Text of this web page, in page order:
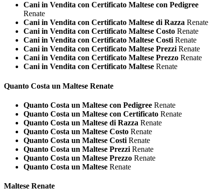
Cani in Vendita con Certificato Maltese con Pedigree
Renate
Cani in Vendita con Certificato Maltese di Razza Renate
Cani in Vendita con Certificato Maltese Costo Renate
Cani in Vendita con Certificato Maltese CostiRenate
Cani in Vendita con Certificato Maltese PrezziRenate
Cani in Vendita con Certificato Maltese Prezzo Renate
Cani in Vendita con Certificato Maltese Renate
Quanto Costa un Maltese Renate
Quanto Costa un Maltese con Pedigree Renate
Quanto Costa un Maltese con Certificato Renate
Quanto Costa un Maltese di Razza Renate
Quanto Costa un Maltese Costo Renate
Quanto Costa un Maltese Costi Renate
Quanto Costa un Maltese Prezzi Renate
Quanto Costa un Maltese Prezzo Renate
Quanto Costa un Maltese Renate
Maltese Renate